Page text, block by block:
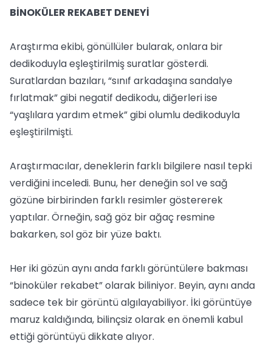
BİNOKÜLER REKABET DENEYİ
Araştırma ekibi, gönüllüler bularak, onlara bir
dedikoduyla eşleştirilmiş suratlar gösterdi.
Suratlardan bazıları, “sınıf arkadaşına sandalye
fırlatmak” gibi negatif dedikodu, diğerleri ise
“yaşlılara yardım etmek” gibi olumlu dedikoduyla
eşleştirilmişti.
Araştırmacılar, deneklerin farklı bilgilere nasıl tepki
verdiğini inceledi. Bunu, her deneğin sol ve sağ
gözüne birbirinden farklı resimler göstererek
yaptılar. Örneğin, sağ göz bir ağaç resmine
bakarken, sol göz bir yüze baktı.
Her iki gözün aynı anda farklı görüntülere bakması
“binoküler rekabet” olarak biliniyor. Beyin, aynı anda
sadece tek bir görüntü algılayabiliyor. İki görüntüye
maruz kaldığında, bilinçsiz olarak en önemli kabul
ettiği görüntüyü dikkate alıyor.